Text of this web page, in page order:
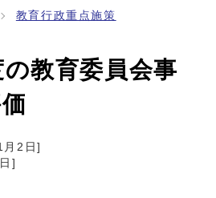
教育行政重点施策
教育委員会事
月2日]
]